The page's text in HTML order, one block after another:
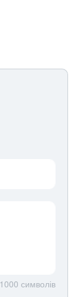
1000 символів